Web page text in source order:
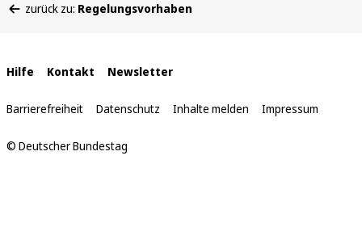
befinden
zurück zu: Regelungsvorhaben
Interne
Links
Hilfe Kontakt Newsletter
Barrierefreiheit Datenschutz Inhalte melden Impressum
© Deutscher Bundestag